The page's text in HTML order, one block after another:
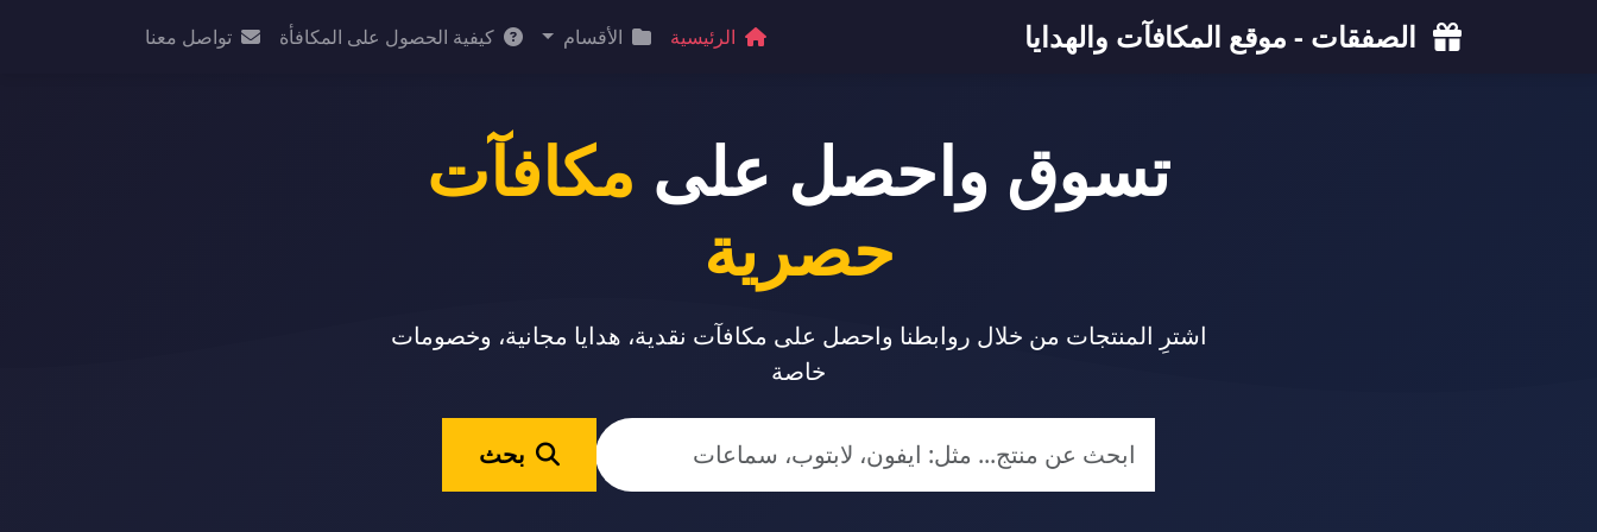
الصفقات - موقع المكافآت والهدايا الرئيسية الأقسام كيفية الحصول على المكافأة تواصل معنا
تسوق واحصل على مكافآت
حصرية
اشترِ المنتجات من خلال روابطنا واحصل على مكافآت نقدية، هدايا مجانية، وخصومات
خاصة
بحث